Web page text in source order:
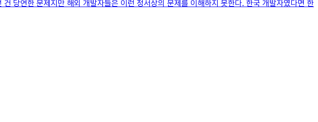
당연한 문제지만 해외 개발자들은 이런 정서상의 문제를 이해하지 못한다. 한국 개발자였다면 한